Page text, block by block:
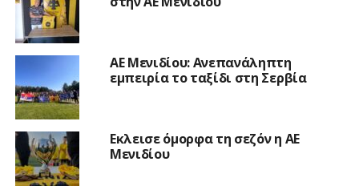
ΑΕ Μενιδίου: Ανεπανάληπτη
εμπειρία το ταξίδι στη Σερβία
Εκλεισε όμορφα τη σεζόν η ΑΕ
Μενιδίου